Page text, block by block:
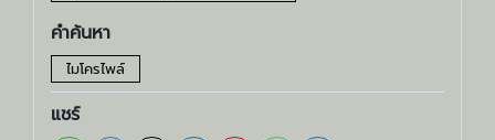
คำค้นหา
ไมโครไพล์
แชร์